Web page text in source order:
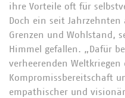
ihre Vorteile oft für
Doch ein seit
Grenzen und Wohlstand,
Himmel gefallen. „Dafür
verheerenden
Kompromissbereitschaft
empathischer und